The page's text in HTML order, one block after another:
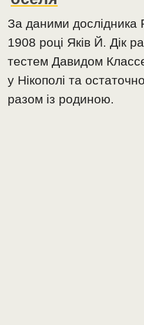
За даними дослідника
1908 році Яків Й. Дік
тестем Давидом
у Нікополі та
разом із родиною.